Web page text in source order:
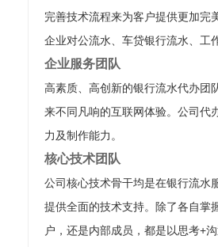
完善技术流程来为客户提供更加完
企业对公流水、车贷银行流水、工
企业服务团队
高素质、高创新的银行流水代办团
来不同凡响的互联网体验。公司代
力及制作能力。
核心技术团队
公司核心技术骨干均是在银行流水
提供全面的技术支持。除了各自掌
户，还是内部成员，都是以思考+